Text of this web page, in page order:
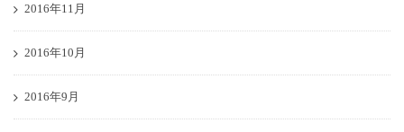
2016年11月
2016年10月
2016年9月